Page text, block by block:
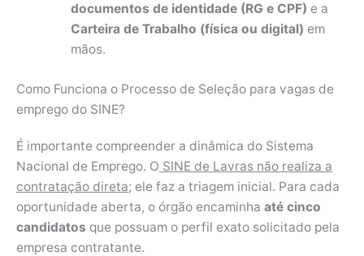
documentos de identidade (RG e CPF) e a
Carteira de Trabalho (física ou digital) em
mãos.
Como Funciona o Processo de Seleção para vagas de
emprego do SINE?
É importante compreender a dinâmica do Sistema
Nacional de Emprego. O SINE de Lavras não realiza a
contratação direta; ele faz a triagem inicial. Para cada
oportunidade aberta, o órgão encaminha até cinco
candidatos que possuam o perfil exato solicitado pela
empresa contratante.